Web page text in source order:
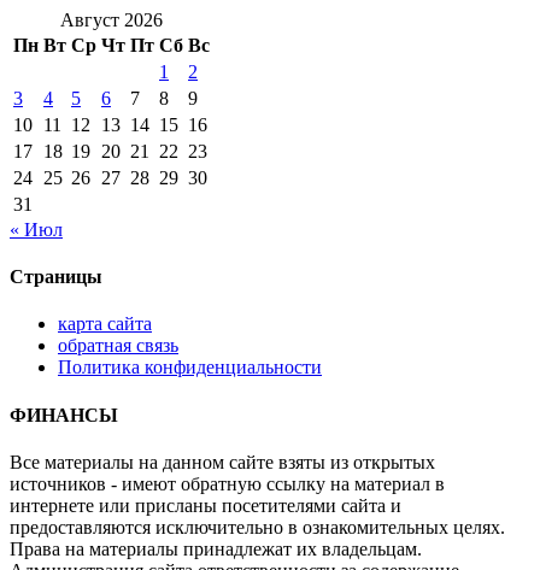
Август 2026
Пн Вт Ср Чт Пт Сб Вс
1
2
3
4 5 6 7 8
9
10 11 12 13 14 15 16
17 18 19 20 21 22 23
24 25 26 27 28 29 30
31
« Июл
Страницы
карта сайта
обратная связь
Политика конфиденциальности
ФИНАНСЫ
Все материалы на данном сайте взяты из открытых
источников - имеют обратную ссылку на материал в
интернете или присланы посетителями сайта и
предоставляются исключительно в ознакомительных целях.
Права на материалы принадлежат их владельцам.